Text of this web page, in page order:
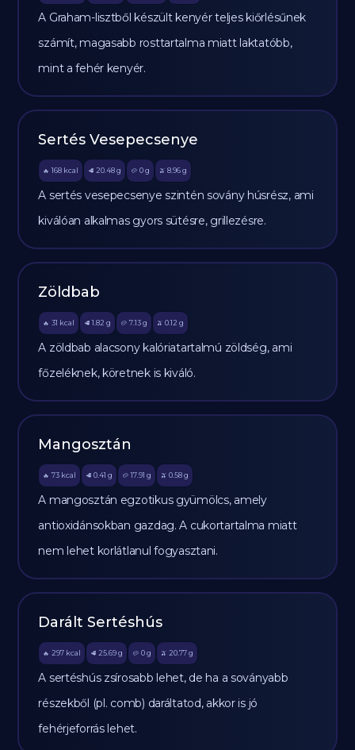
A Graham-lisztből készült kenyér teljes kiőrlésűnek
számít, magasabb rosttartalma miatt laktatóbb,
mint a fehér kenyér.
Sertés Vesepecsenye
🔥 168 kcal 🥩 20.48 g 🥔 0g 🫒 8.96 g
A sertés vesepecsenye szintén sovány húsrész, ami
kiválóan alkalmas gyors sütésre, grillezésre.
Zöldbab
🔥 31 kcal 🥩 1.82 g 🥔 7.13g 🫒 0.12 g
A zöldbab alacsony kalóriatartalmú zöldség, ami
főzeléknek, köretnek is kiváló.
Mangosztán
🔥 73 kcal 🥩 0.41 g 🥔 17.91 g 🫒 0.58 g
A mangosztán egzotikus gyümölcs, amely
antioxidánsokban gazdag. A cukortartalma miatt
nem lehet korlátlanul fogyasztani.
Darált Sertéshús
🔥 297 kcal 🥩 25.69 g 🥔 0g 🫒 20.77 g
A sertéshús zsírosabb lehet, de ha a soványabb
részekből (pl. comb) daráltatod, akkor is jó
fehérjeforrás lehet.